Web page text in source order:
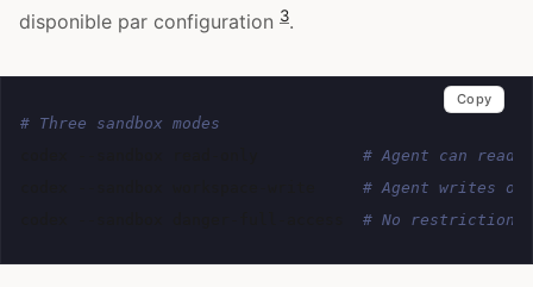
disponible par configuration 3.
# Three sandbox modes
# Agent can read
# Agent writes
# No restrictions
Copy